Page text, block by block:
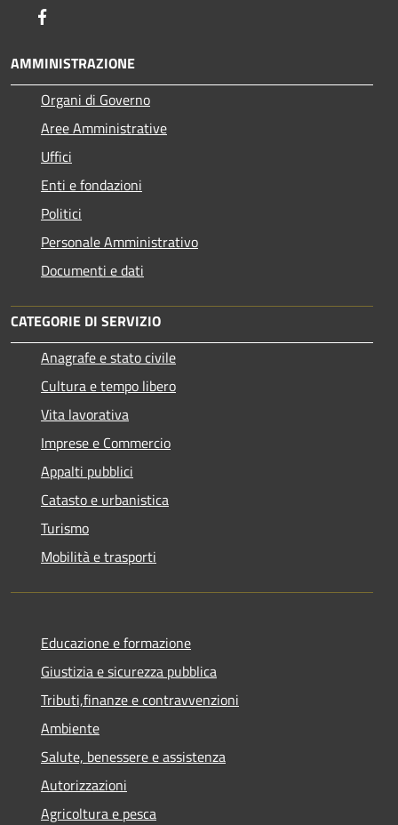
AMMINISTRAZIONE
Organi di Governo
Aree Amministrative
Uffici
Enti e fondazioni
Politici
Personale Amministrativo
Documenti e dati
CATEGORIE DI SERVIZIO
Anagrafe e stato civile
Cultura e tempo libero
Vita lavorativa
Imprese e Commercio
Appalti pubblici
Catasto e urbanistica
Turismo
Mobilità e trasporti
Educazione e formazione
Giustizia e sicurezza pubblica
Tributi,finanze e contravvenzioni
Ambiente
Salute, benessere e assistenza
Autorizzazioni
Agricoltura e pesca